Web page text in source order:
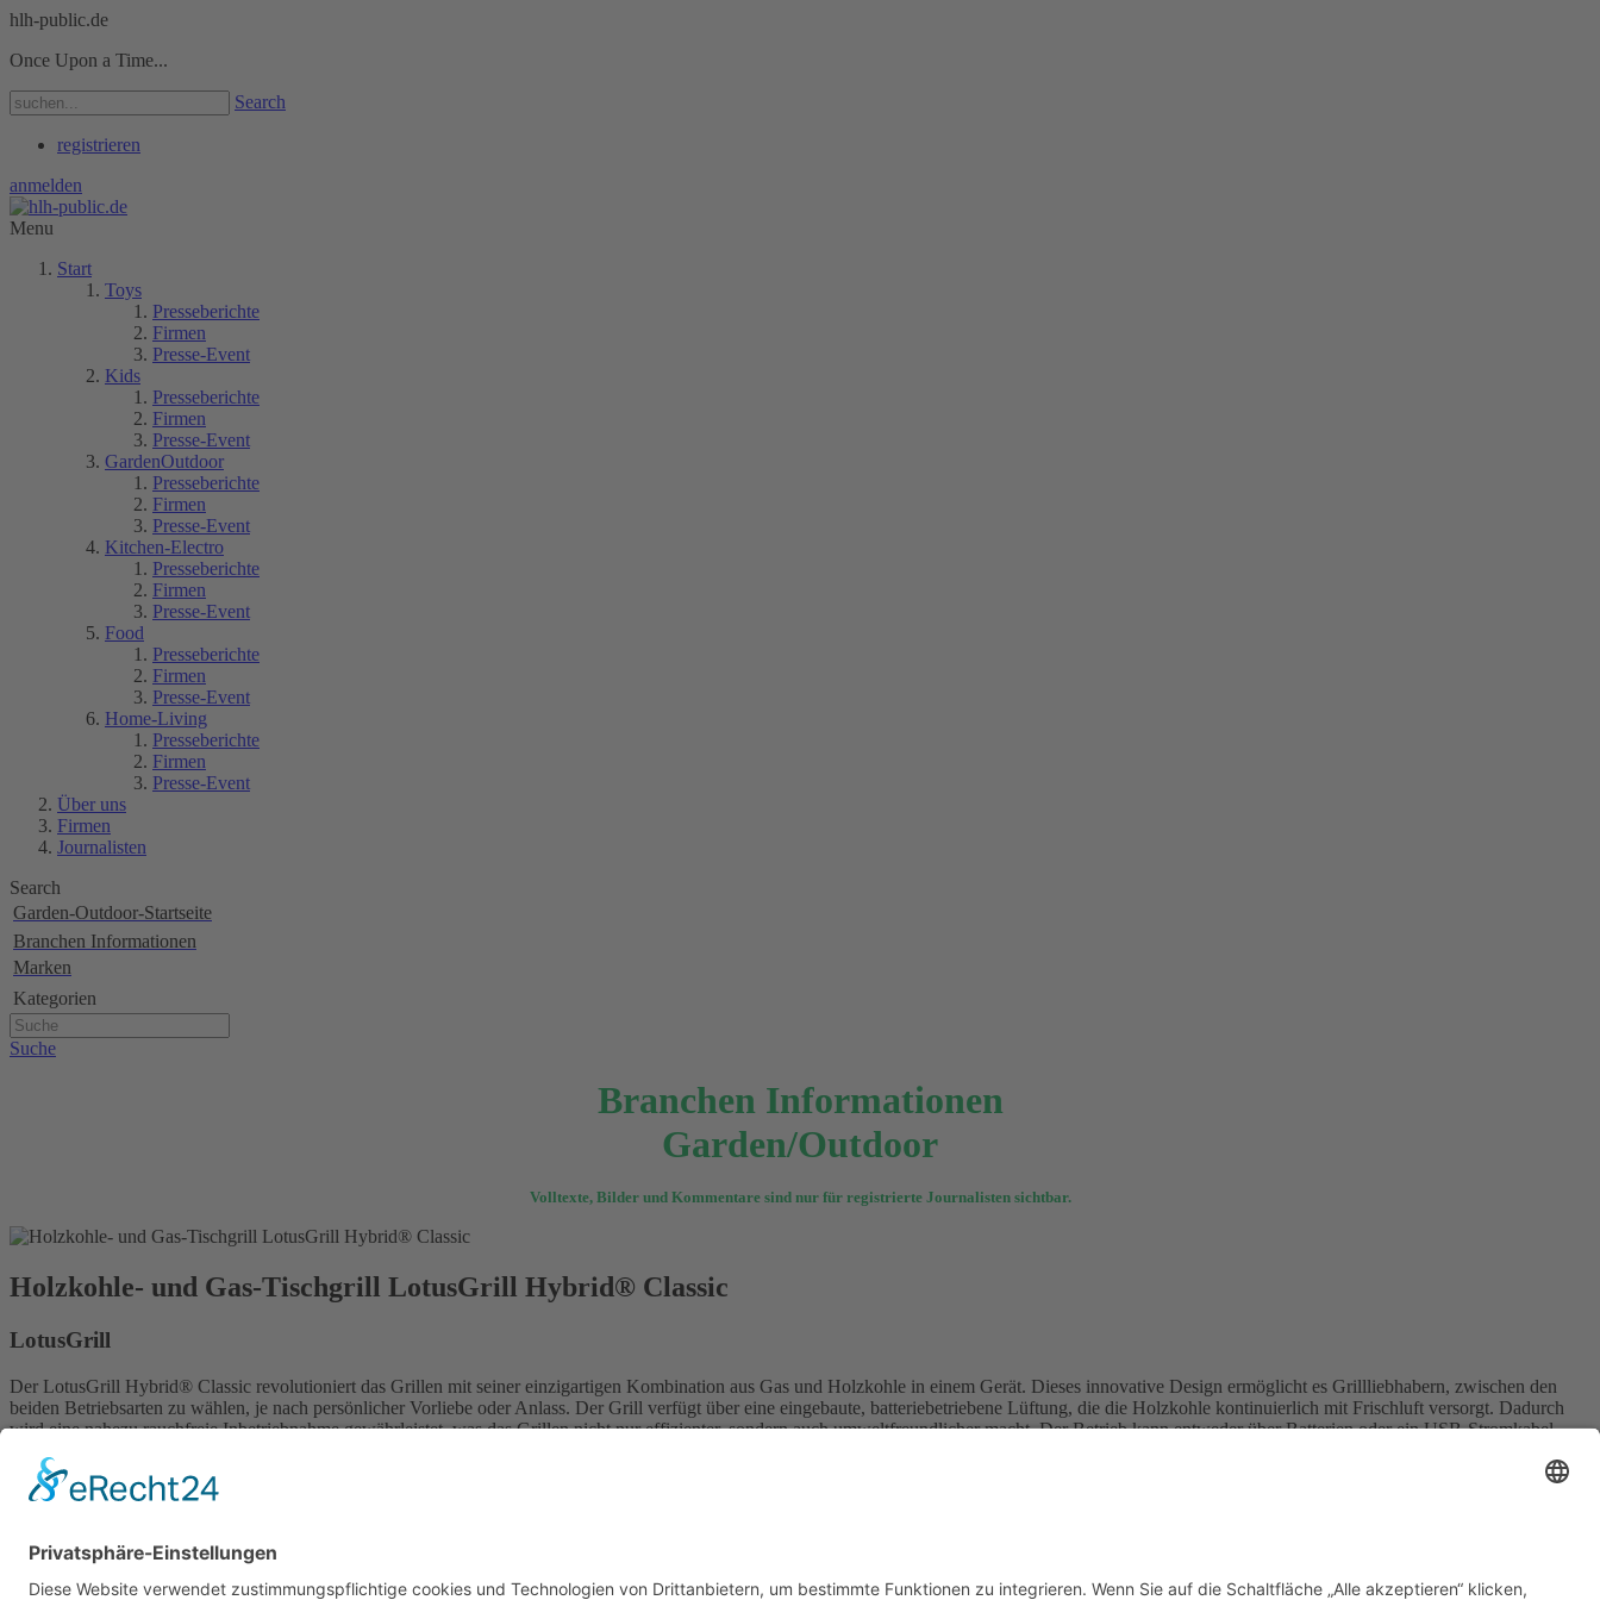
hlh-public.de
Once Upon a Time...
Search
registrieren
anmelden
Menu
Start
Toys
Presseberichte
Firmen
Presse-Event
Kids
Presseberichte
Firmen
Presse-Event
GardenOutdoor
Presseberichte
Firmen
Presse-Event
Kitchen-Electro
Presseberichte
Firmen
Presse-Event
Food
Presseberichte
Firmen
Presse-Event
Home-Living
Presseberichte
Firmen
Presse-Event
Über uns
Firmen
Journalisten
Search
Garden-Outdoor-Startseite
Branchen Informationen
Marken
Kategorien
Suche
Branchen Informationen
Garden/Outdoor
Volltexte, Bilder und Kommentare sind nur für registrierte Journalisten sichtbar.
Holzkohle- und Gas-Tischgrill LotusGrill Hybrid® Classic
LotusGrill
Der LotusGrill Hybrid® Classic revolutioniert das Grillen mit seiner einzigartigen Kombination aus Gas und Holzkohle in einem Gerät. Dieses innovative Design ermöglicht es Grillliebhabern, zwischen den
beiden Betriebsarten zu wählen, je nach persönlicher Vorliebe oder Anlass. Der Grill verfügt über eine eingebaute, batteriebetriebene Lüftung, die die Holzkohle kontinuierlich mit Frischluft versorgt. Dadurch
wird eine nahezu rauchfreie Inbetriebnahme gewährleistet, was das Grillen nicht nur effizienter, sondern auch umweltfreundlicher macht. Der Betrieb kann entweder über Batterien oder ein USB-Stromkabel
Print
verbundene Artikel
LotusGrill Classic Holzkohlegrill Tischgrill raucharm